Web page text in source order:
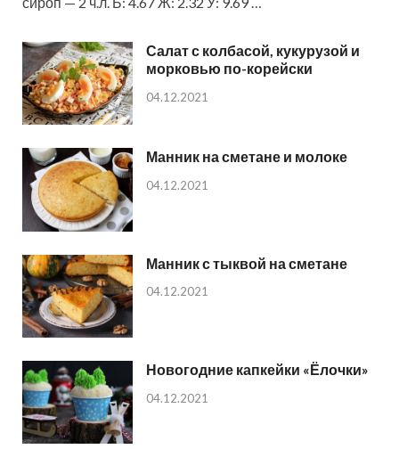
Салат с колбасой, кукурузой и
морковью по-корейски
04.12.2021
Манник на сметане и молоке
04.12.2021
Манник с тыквой на сметане
04.12.2021
Новогодние капкейки «Ёлочки»
04.12.2021